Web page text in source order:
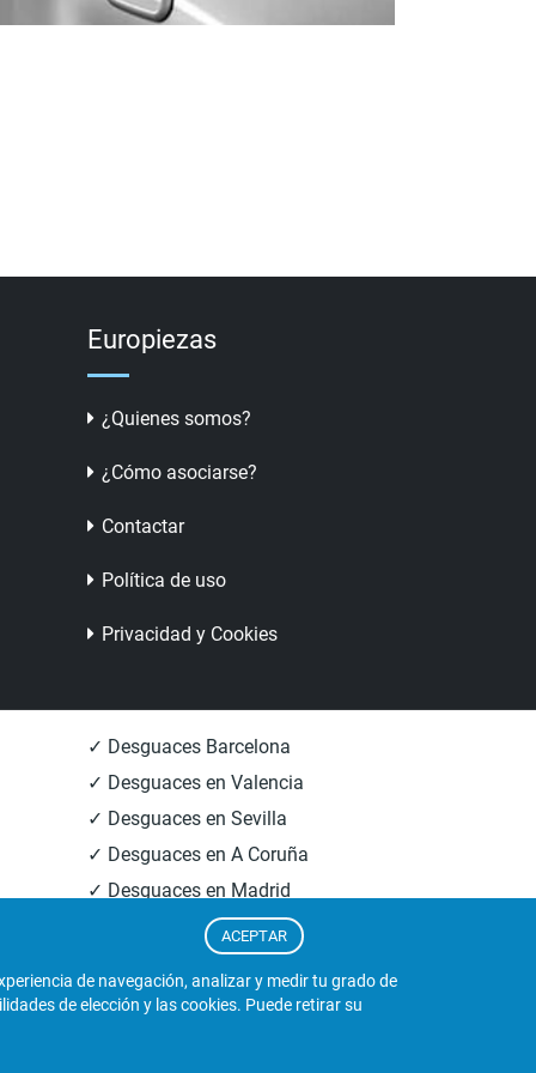
Europiezas
¿Quienes somos?
¿Cómo asociarse?
Contactar
Política de uso
Privacidad y Cookies
✓ Desguaces Barcelona
✓ Desguaces en Valencia
✓ Desguaces en Sevilla
✓ Desguaces en A Coruña
✓ Desguaces en Madrid
✓ Informacion Desguaces
ACEPTAR
de navegación, analizar y medir tu grado de
de elección y las cookies. Puede retirar su